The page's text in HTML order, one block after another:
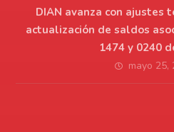
DIAN avanza con ajustes
actualización de saldos
1474 y 0240
mayo 25,